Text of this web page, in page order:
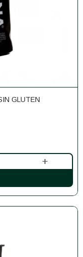
GLUTEN
+